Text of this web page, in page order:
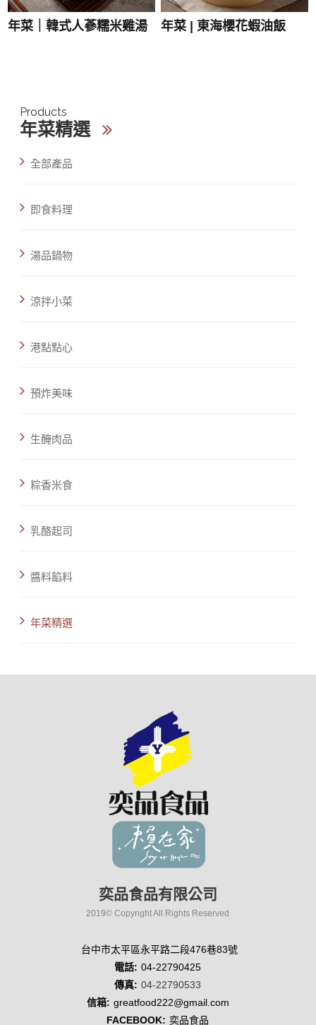
年菜｜韓式人蔘糯米雞湯 年菜 | 東海櫻花蝦油飯
Products
年菜精選
全部產品
即食料理
湯品鍋物
涼拌小菜
港點點心
預炸美味
生醃肉品
粽香米食
乳酪起司
醬料餡料
年菜精選
奕品食品有限公司
2019© Copyright All Rights Reserved
台中市太平區永平路二段476巷83號
電話: 04-22790425
傳真: 04-22790533
信箱: greatfood222@gmail.com
FACEBOOK: 奕品食品